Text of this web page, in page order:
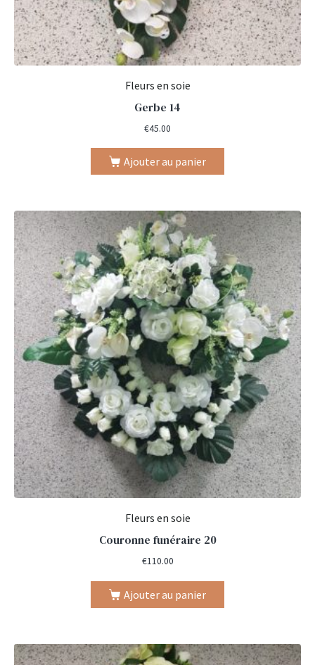
Fleurs en soie
Gerbe 14
€45.00
Ajouter au panier
Fleurs en soie
Couronne funéraire 20
€110.00
Ajouter au panier